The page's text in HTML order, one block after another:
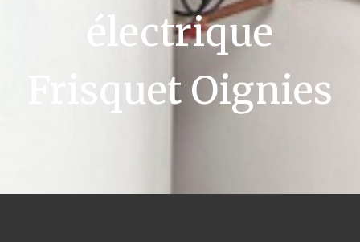
électrique
Frisquet Oignies